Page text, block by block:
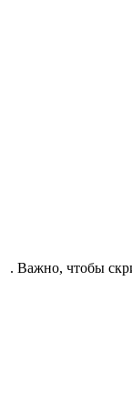
. Важно, чтобы